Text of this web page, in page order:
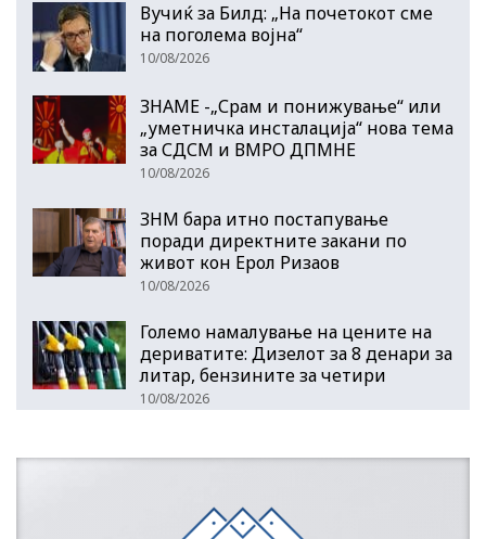
Вучиќ за Билд: „На почетокот сме
на поголема војна“
10/08/2026
ЗНАМЕ -„Срам и понижување“ или
„уметничка инсталација“ нова тема
за СДСМ и ВМРО ДПМНЕ
10/08/2026
ЗНМ бара итно постапување
поради директните закани по
живот кон Ерол Ризаов
10/08/2026
Големо намалување на цените на
дериватите: Дизелот за 8 денари за
литар, бензините за четири
10/08/2026